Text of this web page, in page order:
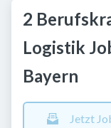
2
Logistik
Bayern
Jetzt